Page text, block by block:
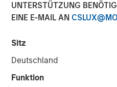
UNTERSTÜTZUNG
EINE E-MAIL AN
Sitz
Deutschland
Funktion